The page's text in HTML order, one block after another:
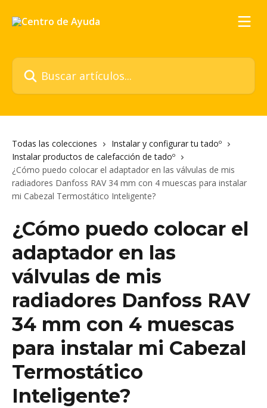
Buscar artículos...
Todas las colecciones
Instalar y configurar tu tadoº
Instalar productos de calefacción de tadoº
¿Cómo puedo colocar el adaptador en las válvulas de mis
radiadores Danfoss RAV 34 mm con 4 muescas para instalar
mi Cabezal Termostático Inteligente?
¿Cómo puedo colocar el
adaptador en las
válvulas de mis
radiadores Danfoss RAV
34 mm con 4 muescas
para instalar mi Cabezal
Termostático
Inteligente?